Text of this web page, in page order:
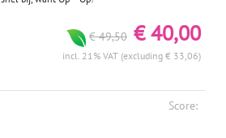
€ 49,50 € 40,00
incl. 21% VAT (excluding € 33,06)
Score: